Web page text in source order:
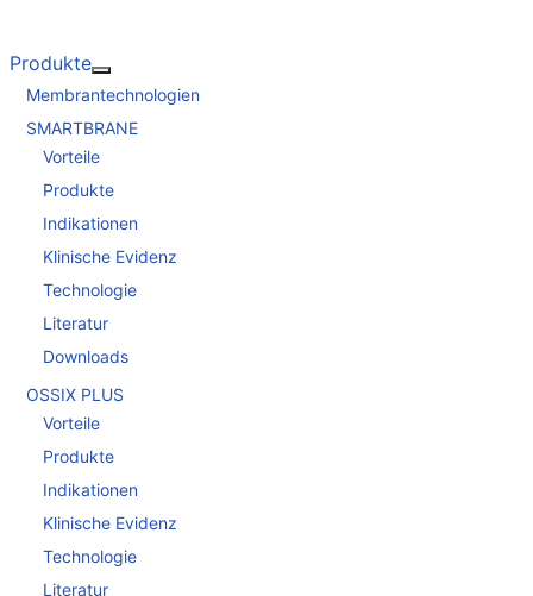
Produkte
Weitere Informationen: Produkte
Membrantechnologien
SMARTBRANE
Vorteile
Produkte
Indikationen
Klinische Evidenz
Technologie
Literatur
Downloads
OSSIX PLUS
Vorteile
Produkte
Indikationen
Klinische Evidenz
Technologie
Literatur